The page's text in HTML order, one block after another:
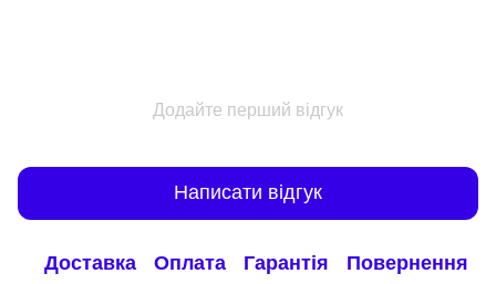
Додайте перший відгук
Написати відгук
Доставка Оплата Гарантія Повернення